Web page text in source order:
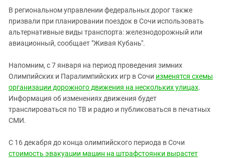
В региональном управлении федеральных дорог также
призвали при планировании поездок в Сочи использовать
альтернативные виды транспорта: железнодорожный или
авиационный, сообщает "Живая Кубань".
Напомним, с 7 января на период проведения зимних
Олимпийских и Паралимпийских игр в Сочи изменятся схемы
организации дорожного движения на нескольких улицах.
Информация об изменениях движения будет
транслироваться по ТВ и радио и публиковаться в печатных
СМИ.
С 16 декабря до конца олимпийского периода в Сочи
стоимость эвакуации машин на штрафстоянки вырастет